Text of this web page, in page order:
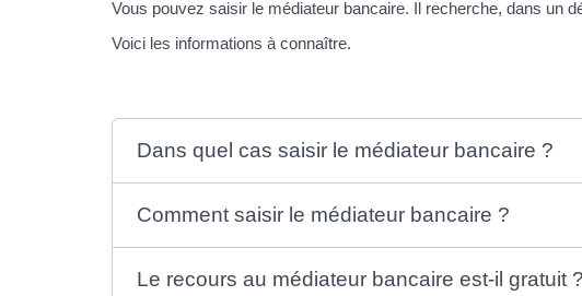
Vous pouvez saisir le médiateur bancaire. Il recherche, dans un
Voici les informations à connaître.
Dans quel cas saisir le médiateur bancaire ?
Comment saisir le médiateur bancaire ?
Le recours au médiateur bancaire est-il gratuit ?